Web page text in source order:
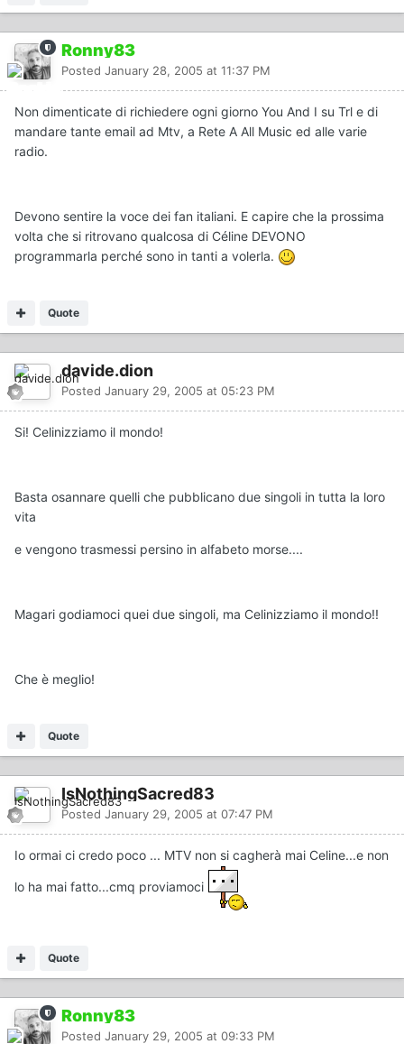
Ronny83
Posted January 28, 2005 at 11:37 PM
Non dimenticate di richiedere ogni giorno You And I su Trl e di
mandare tante email ad Mtv, a Rete A All Music ed alle varie
radio.
Devono sentire la voce dei fan italiani. E capire che la prossima
volta che si ritrovano qualcosa di Céline DEVONO
programmarla perché sono in tanti a volerla.
Quote
davide.dion
Posted January 29, 2005 at 05:23 PM
Si! Celinizziamo il mondo!
Basta osannare quelli che pubblicano due singoli in tutta la loro
vita
e vengono trasmessi persino in alfabeto morse....
Magari godiamoci quei due singoli, ma Celinizziamo il mondo!!
Che è meglio!
Quote
IsNothingSacred83
Posted January 29, 2005 at 07:47 PM
Io ormai ci credo poco ... MTV non si cagherà mai Celine...e non
lo ha mai fatto...cmq proviamoci
Quote
Ronny83
Posted January 29, 2005 at 09:33 PM